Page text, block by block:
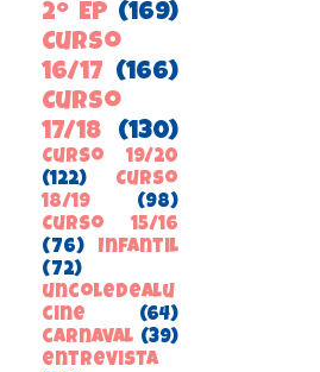
2º EP (169)
Curso
16/17 (166)
Curso
17/18
(130)
Curso 19/20
(122)
Curso
18/19
(98)
Curso 15/16
(76)
Infantil
(72)
uncoledealu
cine
(64)
carnaval (39)
entrevista